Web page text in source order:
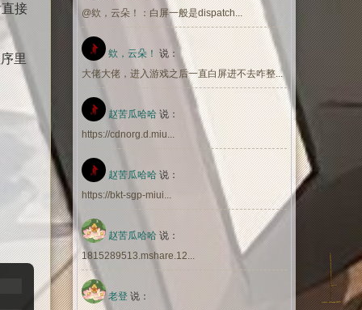
接
里
@欸，云朵！：白屏一般是dispatch...
欸，云朵！ 说：
大佬大佬，进入游戏之后一直白屏进不去咋整...
赵苦瓜哈哈 说：
https://cdnorg.d.miu...
赵苦瓜哈哈 说：
https://bkt-sgp-miui...
赵苦瓜哈哈 说：
1815289513.mshare.12...
老登 说：